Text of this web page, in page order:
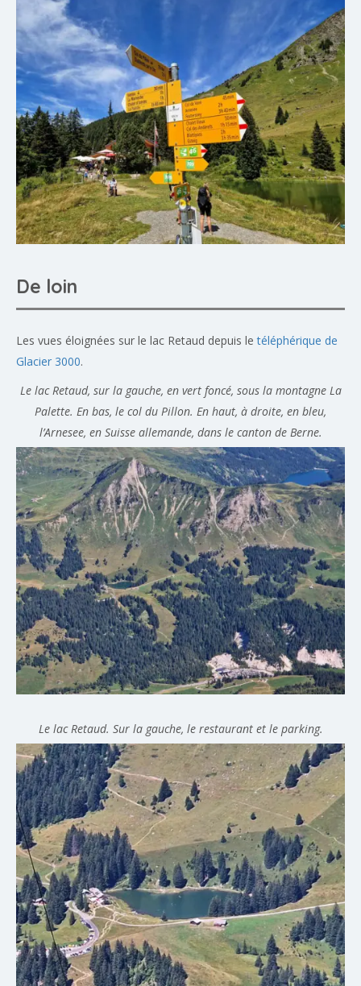
De loin
Les vues éloignées sur le lac Retaud depuis letéléphérique de
Glacier 3000.
Le lac Retaud, sur la gauche, en vert foncé, sous la montagne La
Palette. En bas, le col du Pillon. En haut, à droite, en bleu,
l’Arnesee, en Suisse allemande, dans le canton de Berne.
Le lac Retaud. Sur la gauche, le restaurant et le parking.